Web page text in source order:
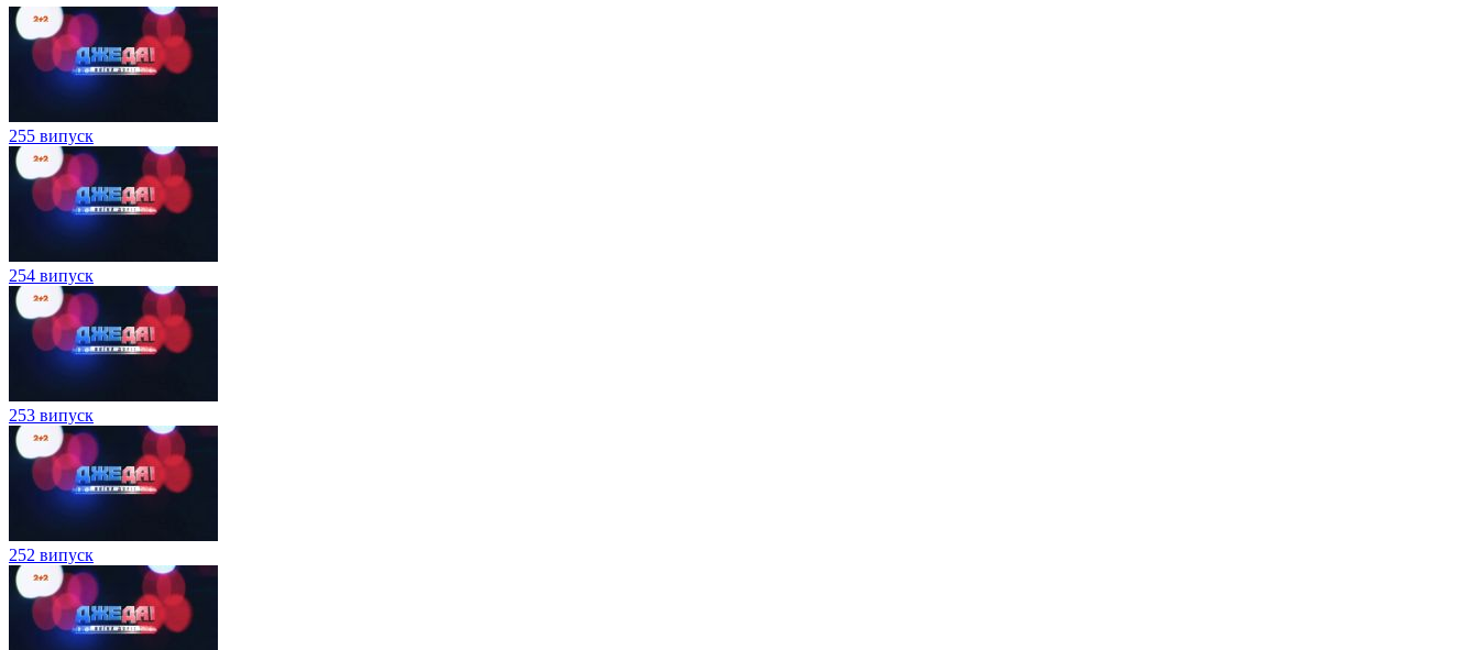
255 випуск
254 випуск
253 випуск
252 випуск